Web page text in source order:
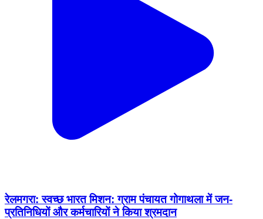
रेलमगरा: स्वच्छ भारत मिशन: ग्राम पंचायत गोगाथला में जन-
प्रतिनिधियों और कर्मचारियों ने किया श्रमदान